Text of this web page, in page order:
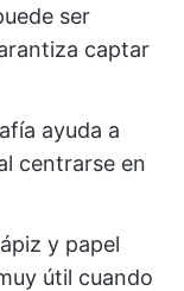
ser
captar
ayuda a
centrarse en
y papel
útil cuando